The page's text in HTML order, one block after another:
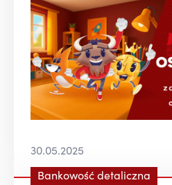
30.05.2025
Bankowość detaliczna